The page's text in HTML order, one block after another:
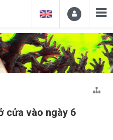
cửa vào ngày 6